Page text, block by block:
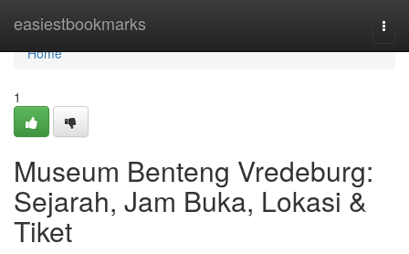
easiestbookmarks
Home
Home
1
Museum Benteng Vredeburg:
Sejarah, Jam Buka, Lokasi &
Tiket